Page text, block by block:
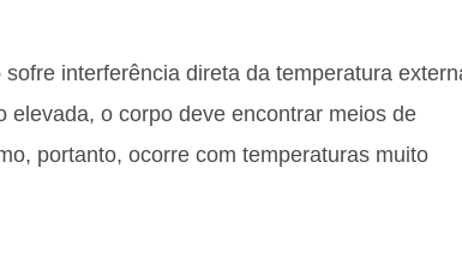
sofre interferência direta da temperatura
elevada, o corpo deve encontrar meios de
portanto, ocorre com temperaturas muito